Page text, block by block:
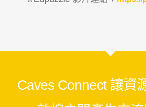
Caves Connect 讓資